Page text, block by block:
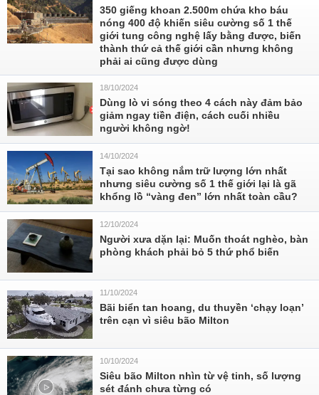
350 giếng khoan 2.500m chứa kho báu
nóng 400 độ khiến siêu cường số 1 thế
giới tung công nghệ lấy bằng được, biến
thành thứ cả thế giới cần nhưng không
phải ai cũng được dùng
18/10/2024
Dùng lò vi sóng theo 4 cách này đảm bảo
giảm ngay tiền điện, cách cuối nhiều
người không ngờ!
14/10/2024
Tại sao không nắm trữ lượng lớn nhất
nhưng siêu cường số 1 thế giới lại là gã
khổng lồ “vàng đen” lớn nhất toàn cầu?
12/10/2024
Người xưa dặn lại: Muốn thoát nghèo, bàn
phòng khách phải bỏ 5 thứ phổ biến
11/10/2024
Bãi biển tan hoang, du thuyền ‘chạy loạn’
trên cạn vì siêu bão Milton
10/10/2024
Siêu bão Milton nhìn từ vệ tinh, số lượng
sét đánh chưa từng có